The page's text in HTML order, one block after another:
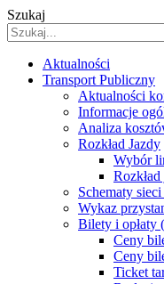
Szukaj
Aktualności
Transport Publiczny
Aktualności
Informacje
Analiza
Rozkład Jazdy
Wybór
Schematy
Wykaz
Bilety i opłaty
Ceny
Ceny
Ticket